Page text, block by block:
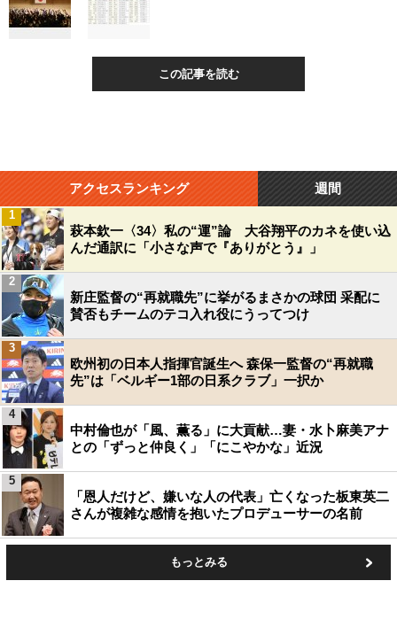
この記事を読む
アクセスランキング 週間
萩本欽一〈34〉私の“運”論 大谷翔平のカネを使い込
んだ通訳に「小さな声で『ありがとう』」
1
新庄監督の“再就職先”に挙がるまさかの球団 采配に
賛否もチームのテコ入れ役にうってつけ
2
欧州初の日本人指揮官誕生へ 森保一監督の“再就職
先”は「ベルギー1部の日系クラブ」一択か
3
中村倫也が「風、薫る」に大貢献…妻・水卜麻美アナ
との「ずっと仲良く」「にこやかな」近況
4
「恩人だけど、嫌いな人の代表」亡くなった板東英二
さんが複雑な感情を抱いたプロデューサーの名前
5
もっとみる